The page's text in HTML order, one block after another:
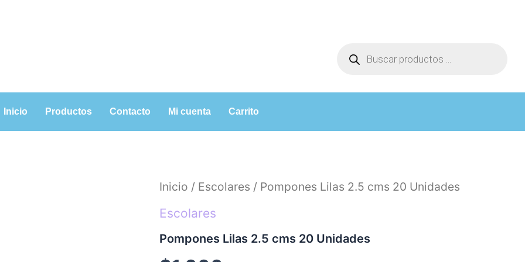
productos
Inicio Productos Contacto Mi cuenta Carrito
Inicio / Escolares / Pompones Lilas 2.5 cms 20 Unidades
Escolares
Pompones Lilas 2.5 cms 20 Unidades
Pompones
Lilas
2.5
cms
Unidades